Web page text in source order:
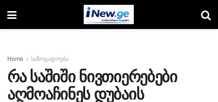
Home საზოგადოება
რა საშიში ნივთიერებები
აღმოაჩინეს დუბაის